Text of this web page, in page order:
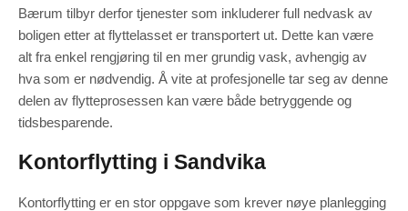
Bærum tilbyr derfor tjenester som inkluderer full nedvask av
boligen etter at flyttelasset er transportert ut. Dette kan være
alt fra enkel rengjøring til en mer grundig vask, avhengig av
hva som er nødvendig. Å vite at profesjonelle tar seg av denne
delen av flytteprosessen kan være både betryggende og
tidsbesparende.
Kontorflytting i Sandvika
Kontorflytting er en stor oppgave som krever nøye planlegging